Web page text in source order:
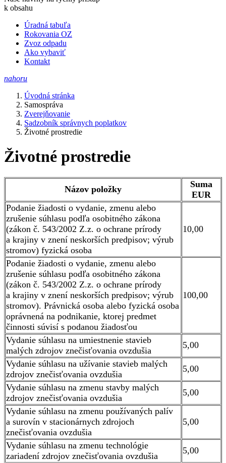
k obsahu
Úradná tabuľa
Rokovania OZ
Zvoz odpadu
Ako vybaviť
Kontakt
nahoru
Úvodná stránka
Samospráva
Zverejňovanie
Sadzobník správnych poplatkov
Životné prostredie
Životné prostredie
Názov položky
Suma
EUR
Podanie žiadosti o vydanie, zmenu alebo
zrušenie súhlasu podľa osobitného zákona
(zákon č. 543/2002 Z.z. o ochrane prírody
a krajiny v znení neskorších predpisov; výrub
stromov) fyzická osoba
10,00
Podanie žiadosti o vydanie, zmenu alebo
zrušenie súhlasu podľa osobitného zákona
(zákon č. 543/2002 Z.z. o ochrane prírody
a krajiny v znení neskorších predpisov; výrub
stromov). Právnická osoba alebo fyzická osoba
oprávnená na podnikanie, ktorej predmet
činnosti súvisí s podanou žiadosťou
100,00
Vydanie súhlasu na umiestnenie stavieb
malých zdrojov znečisťovania ovzdušia
5,00
Vydanie súhlasu na užívanie stavieb malých
zdrojov znečisťovania ovzdušia
5,00
Vydanie súhlasu na zmenu stavby malých
zdrojov znečisťovania ovzdušia
5,00
Vydanie súhlasu na zmenu používaných palív
a surovín v stacionárnych zdrojoch
znečisťovania ovzdušia
5,00
Vydanie súhlasu na zmenu technológie
zariadení zdrojov znečisťovania ovzdušia
5,00